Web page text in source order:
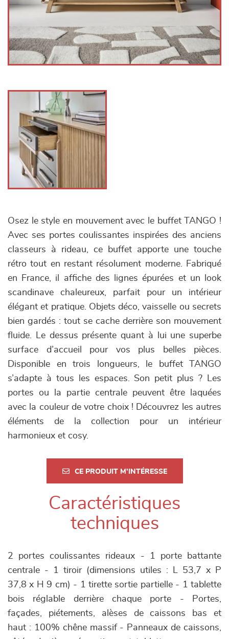
Osez le style en mouvement avec le buffet TANGO !
Avec ses portes coulissantes inspirées des anciens
classeurs à rideau, ce buffet apporte une touche
rétro tout en restant résolument moderne. Fabriqué
en France, il affiche des lignes épurées et un look
scandinave chaleureux, parfait pour un intérieur
élégant et pratique. Objets déco, vaisselle ou secrets
bien gardés : tout se cache derrière son mouvement
fluide. Le dessus présente quant à lui une superbe
surface d’accueil pour vos plus belles pièces.
Disponible en trois longueurs, le buffet TANGO
s’adapte à tous les espaces. Son petit plus ? Les
portes ou la partie centrale peuvent être laquées
avec la couleur de votre choix ! Découvrez les autres
éléments de la collection pour un intérieur
harmonieux et cosy.
CE PRODUIT M'INTÉRESSE
Caractéristiques
techniques
2 portes coulissantes rideaux - 1 porte battante
centrale - 1 tiroir (dimensions utiles : L 53,7 x P
37,8 x H 9 cm) - 1 tirette sortie partielle - 1 tablette
bois réglable derrière chaque porte - Portes,
façades, piétements, alèses de caissons bas et
haut : 100% chêne massif - Panneaux de caissons,